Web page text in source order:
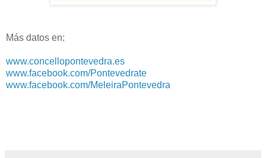
Más datos en:
www.concellopontevedra.es
www.facebook.com/Pontevedrate
www.facebook.com/MeleiraPontevedra